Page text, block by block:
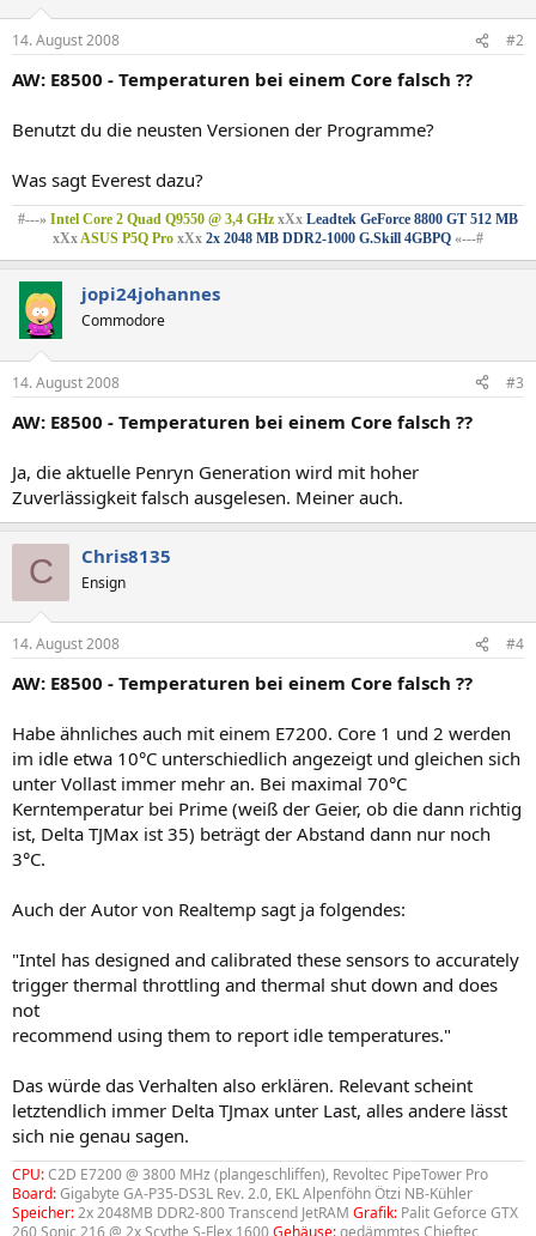
14. August 2008 #2
AW: E8500 - Temperaturen bei einem Core falsch ??
Benutzt du die neusten Versionen der Programme?
Was sagt Everest dazu?
#---» Intel Core 2 Quad Q9550 @ 3,4 GHz xXx Leadtek GeForce 8800 GT 512 MB
xXxASUS P5Q Pro xXx 2x 2048 MB DDR2-1000 G.Skill 4GBPQ «---#
jopi24johannes
Commodore
14. August 2008 #3
AW: E8500 - Temperaturen bei einem Core falsch ??
Ja, die aktuelle Penryn Generation wird mit hoher
Zuverlässigkeit falsch ausgelesen. Meiner auch.
C Chris8135
Ensign
14. August 2008 #4
AW: E8500 - Temperaturen bei einem Core falsch ??
Habe ähnliches auch mit einem E7200. Core 1 und 2 werden
im idle etwa 10°C unterschiedlich angezeigt und gleichen sich
unter Vollast immer mehr an. Bei maximal 70°C
Kerntemperatur bei Prime (weiß der Geier, ob die dann richtig
ist, Delta TJMax ist 35) beträgt der Abstand dann nur noch
3°C.
Auch der Autor von Realtemp sagt ja folgendes:
"Intel has designed and calibrated these sensors to accurately
trigger thermal throttling and thermal shut down and does
not
recommend using them to report idle temperatures."
Das würde das Verhalten also erklären. Relevant scheint
letztendlich immer Delta TJmax unter Last, alles andere lässt
sich nie genau sagen.
CPU:C2D E7200 @ 3800 MHz (plangeschliffen), Revoltec PipeTower Pro
Board:Gigabyte GA-P35-DS3L Rev. 2.0, EKL Alpenföhn Ötzi NB-Kühler
Speicher:2x 2048MB DDR2-800 Transcend JetRAM Grafik: Palit Geforce GTX
260 Sonic 216 @ 2x Scythe S-Flex 1600Gehäuse:gedämmtes Chieftec